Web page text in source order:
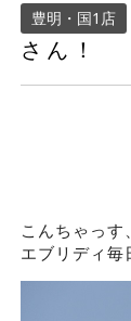
豊明・国1店
さん！
こんちゃっす
エブリディ毎